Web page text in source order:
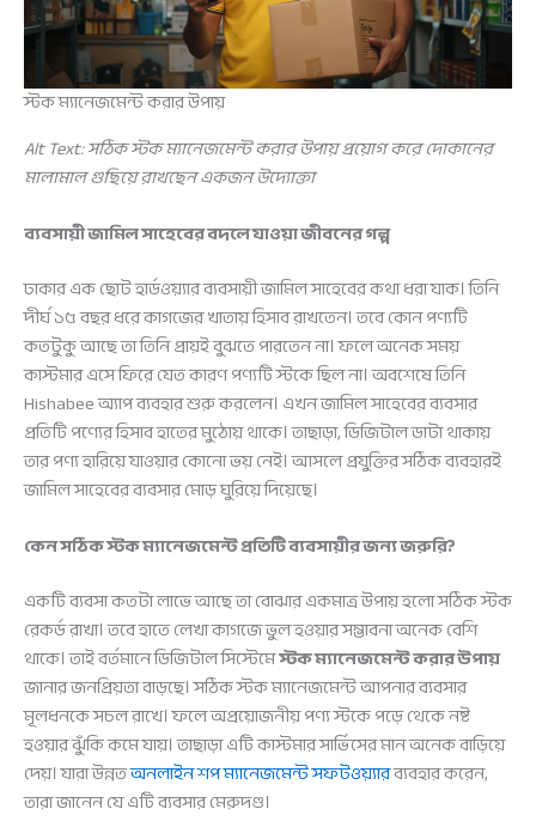
স্টক ম্যানেজমেন্ট করার উপায়
Alt Text: সঠিক স্টক ম্যানেজমেন্ট করার উপায় প্রয়োগ করে দোকানের
মালামাল গুছিয়ে রাখছেন একজন উদ্যোক্তা
ব্যবসায়ী জামিল সাহেবের বদলে যাওয়া জীবনের গল্প
ঢাকার এক ছোট হার্ডওয়্যার ব্যবসায়ী জামিল সাহেবের কথা ধরা যাক। তিনি
দীর্ঘ ১৫ বছর ধরে কাগজের খাতায় হিসাব রাখতেন। তবে কোন পণ্যটি
কতটুকু আছে তা তিনি প্রায়ই বুঝতে পারতেন না। ফলে অনেক সময়
কাস্টমার এসে ফিরে যেত কারণ পণ্যটি স্টকে ছিল না। অবশেষে তিনি
Hishabee অ্যাপ ব্যবহার শুরু করলেন। এখন জামিল সাহেবের ব্যবসার
প্রতিটি পণ্যের হিসাব হাতের মুঠোয় থাকে। তাছাড়া, ডিজিটাল ডাটা থাকায়
তার পণ্য হারিয়ে যাওয়ার কোনো ভয় নেই। আসলে প্রযুক্তির সঠিক ব্যবহারই
জামিল সাহেবের ব্যবসার মোড় ঘুরিয়ে দিয়েছে।
কেন সঠিক স্টক ম্যানেজমেন্ট প্রতিটি ব্যবসায়ীর জন্য জরুরি?
একটি ব্যবসা কতটা লাভে আছে তা বোঝার একমাত্র উপায় হলো সঠিক স্টক
রেকর্ড রাখা। তবে হাতে লেখা কাগজে ভুল হওয়ার সম্ভাবনা অনেক বেশি
থাকে। তাই বর্তমানে ডিজিটাল সিস্টেমেস্টক ম্যানেজমেন্ট করার উপায়
জানার জনপ্রিয়তা বাড়ছে। সঠিক স্টক ম্যানেজমেন্ট আপনার ব্যবসার
মূলধনকে সচল রাখে। ফলে অপ্রয়োজনীয় পণ্য স্টকে পড়ে থেকে নষ্ট
হওয়ার ঝুঁকি কমে যায়। তাছাড়া এটি কাস্টমার সার্ভিসের মান অনেক বাড়িয়ে
দেয়। যারা উন্নতঅনলাইন শপ ম্যানেজমেন্ট সফটওয়্যারব্যবহার করেন,
তারা জানেন যে এটি ব্যবসার মেরুদণ্ড।